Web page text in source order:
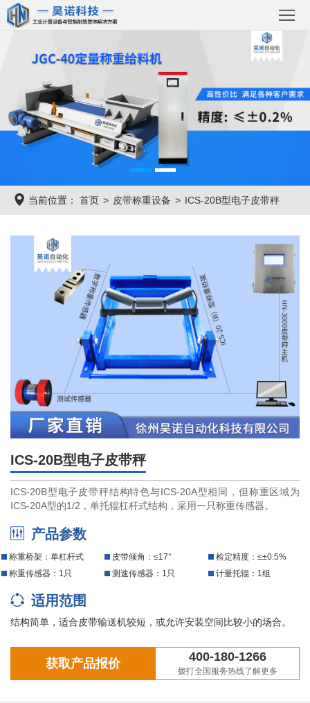
于
产
案
案
当前位置： 首页 皮带称重设备 ICS-20B型电子皮带秤
ICS-20B型电子皮带秤
ICS-20B型电子皮带秤结构特色与ICS-20A型相同，但称重区域为
ICS-20A型的1/2，单托辊杠杆式结构，采用一只称重传感器。
产品参数
称重桥架：单杠杆式 皮带倾角：≤17°
检定精度：≤±0.5%
称重传感器：1只
测速传感器：1只 计量托辊：1组
适用范围
结构简单，适合皮带输送机较短，或允许安装空间比较小的场合。
获取产品报价 400-180-1266
拨打全国服务热线了解更多